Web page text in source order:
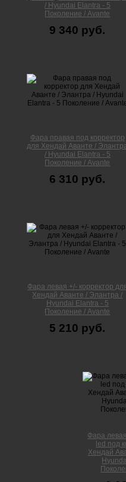
/ Hyundai Elantra - 5
Поколение / Avante
9 340 руб.
Фара правая под корректор
для Хендай Аванте /
/ Hyundai Elantra - 5
Поколение / Avante
6 310 руб.
Фара левая +/- корректор
Хендай Аванте / Элантра /
Hyundai Elantra - 5
Поколение / Avante
5 210 руб.
Фара
led под
Хендай